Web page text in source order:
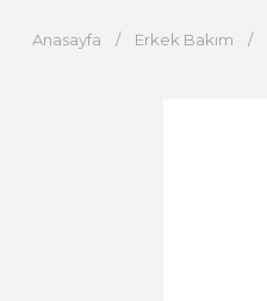
Anasayfa Erkek Bakım